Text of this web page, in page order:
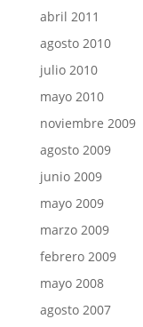
abril 2011
agosto 2010
julio 2010
mayo 2010
noviembre 2009
agosto 2009
junio 2009
mayo 2009
marzo 2009
febrero 2009
mayo 2008
agosto 2007